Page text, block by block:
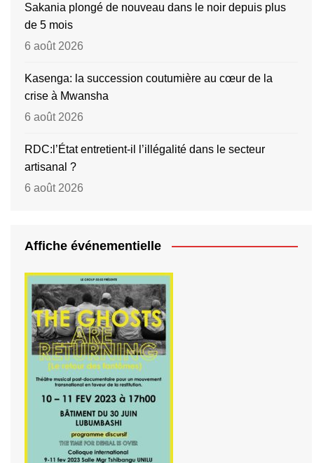
Sakania plongé de nouveau dans le noir depuis plus
de 5 mois
6 août 2026
Kasenga: la succession coutumière au cœur de la
crise à Mwansha
6 août 2026
RDC:l’État entretient-il l’illégalité dans le secteur
artisanal ?
6 août 2026
Affiche événementielle